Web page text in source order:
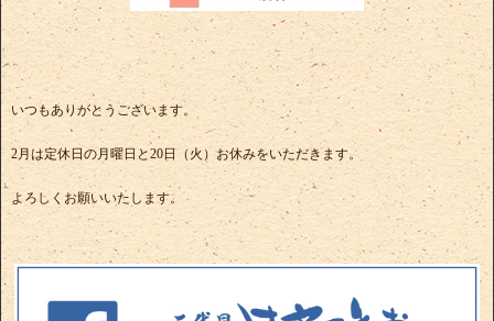
いつもありがとうございます。
2月は定休日の月曜日と20日（火）お休みをいただきます。
よろしくお願いいたします。